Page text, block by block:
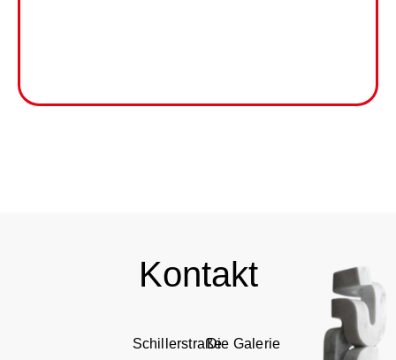
Kontakt
SchillerstraßeDie Galerie